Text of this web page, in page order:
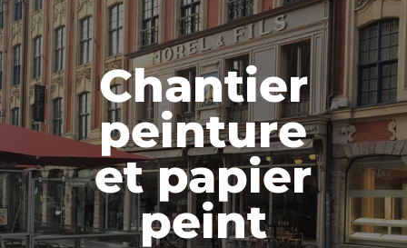
Chantier
peinture
et papier
peint